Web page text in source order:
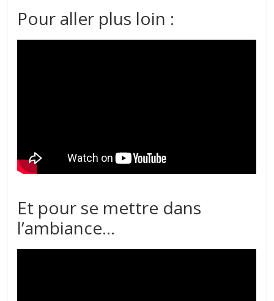
Pour aller plus loin :
Et pour se mettre dans
l’ambiance…